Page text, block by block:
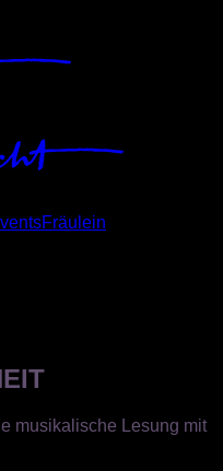
Fräulein
musikalische Lesung mit